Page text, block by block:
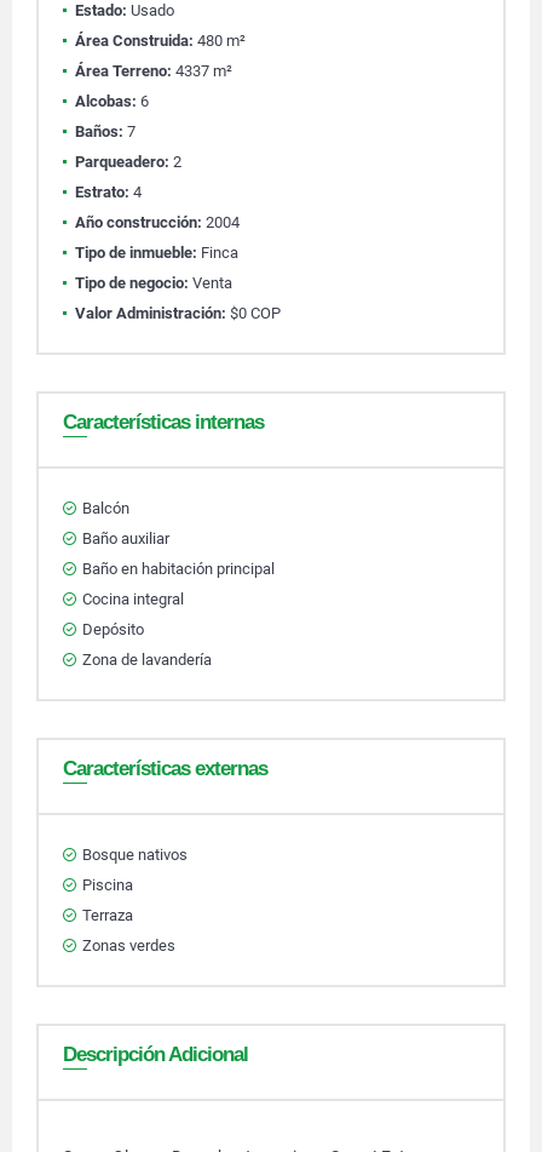
Estado: Usado
Área Construida: 480 m²
Área Terreno: 4337 m²
Alcobas: 6
Baños: 7
Parqueadero: 2
Estrato: 4
Año construcción: 2004
Tipo de inmueble: Finca
Tipo de negocio: Venta
Valor Administración: $0 COP
Características internas
Balcón
Baño auxiliar
Baño en habitación principal
Cocina integral
Depósito
Zona de lavandería
Características externas
Bosque nativos
Piscina
Terraza
Zonas verdes
Descripción Adicional